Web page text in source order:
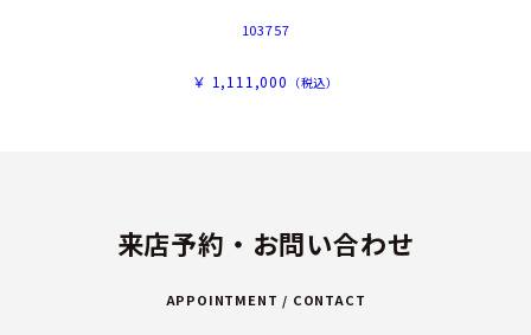
103757
￥ 1,111,000 （税込）
来店予約・お問い合わせ
APPOINTMENT / CONTACT